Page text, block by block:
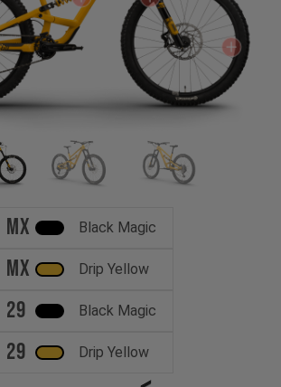
MX Black Magic
MX Drip Yellow
29 Black Magic
29 Drip Yellow